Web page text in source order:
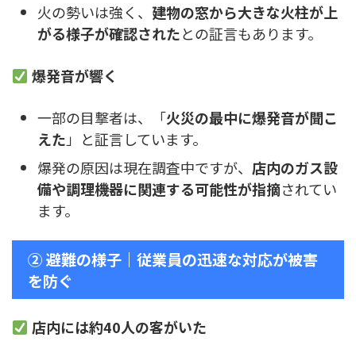
火の勢いは強く、 建物の窓から大きな火柱が上
がる様子が確認されたとの証言もあります。
爆発音が響く
一部の目撃者は、「火災の最中に爆発音が聞こ
えた 」と証言しています。
爆発の原因は現在調査中ですが、 店内のガス設
備や調理機器に関連する可能性が指摘されてい
ます。
② 避難の様子｜従業員の迅速な対応が被害
を防ぐ
店内には約40人の客がいた